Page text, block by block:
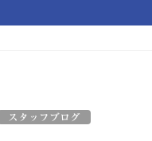
スタッフブログ